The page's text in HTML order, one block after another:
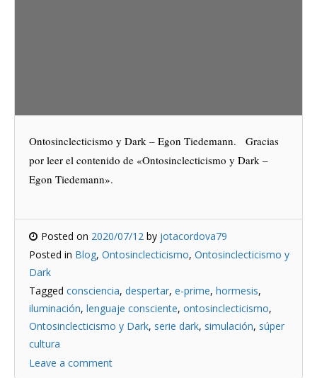
Ontosinclecticismo y Dark – Egon Tiedemann. Gracias
por leer el contenido de «Ontosinclecticismo y Dark –
Egon Tiedemann».
Posted on 2020/07/12 by jotacordova79
Posted in Blog, Ontosinclecticismo, Ontosinclecticismo y
Dark
Tagged consciencia, despertar, e-prime, hormesis,
iluminación, lenguaje consciente, ontosinclecticismo,
Ontosinclecticismo y Dark, serie dark, simulación, súper
cultura
Leave a comment